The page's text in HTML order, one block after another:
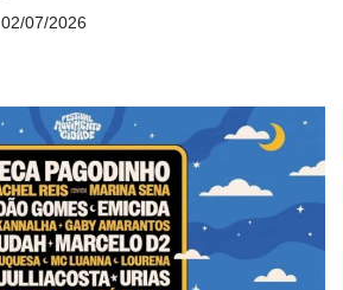
02/07/2026